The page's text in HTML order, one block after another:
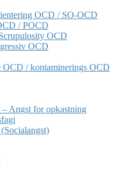
OCD / SO-OCD
/ POCD
OCD
OCD
OCD / kontaminerings OCD
Angst for opkastning